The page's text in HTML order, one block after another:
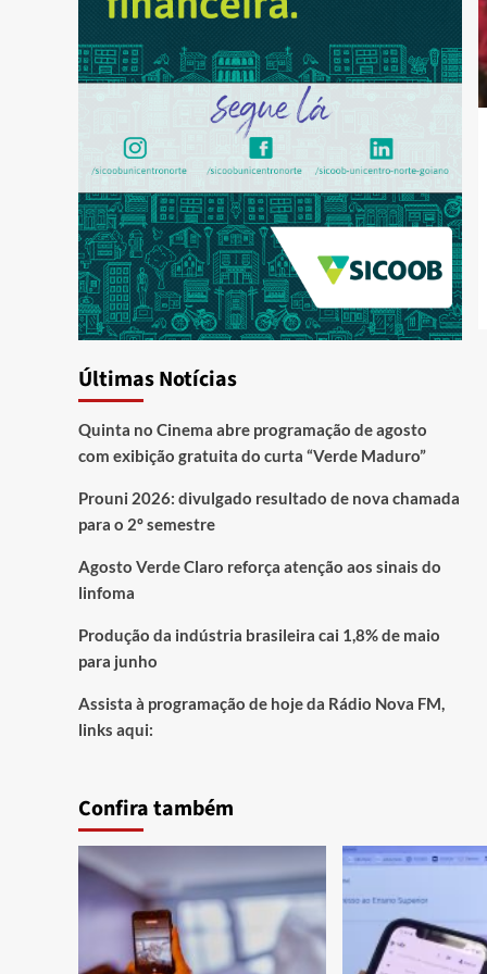
Últimas Notícias
Quinta no Cinema abre programação de agosto
com exibição gratuita do curta “Verde Maduro”
Prouni 2026: divulgado resultado de nova chamada
para o 2º semestre
Agosto Verde Claro reforça atenção aos sinais do
linfoma
Produção da indústria brasileira cai 1,8% de maio
para junho
Assista à programação de hoje da Rádio Nova FM,
links aqui:
Confira também